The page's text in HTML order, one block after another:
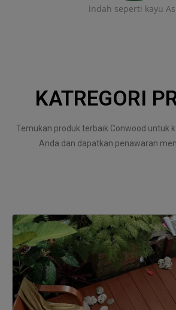
indah seperti kayu
KATREGORI
Temukan produk terbaik Conwood untuk
Anda dan dapatkan penawaran